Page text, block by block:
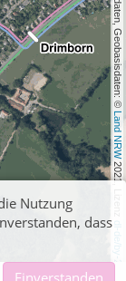
, Kartendaten, Geobasisdaten: ©
Land NRW
2021, Lizenz
dl-de/by-2-0
Nutzung
dass
Einverstanden